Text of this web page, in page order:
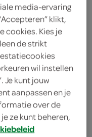
media-ervaring
klikt,
cookies. Kies je
de strikt
wil instellen
Je kunt jouw
aanpassen en je
over de
ze kunt beheren,